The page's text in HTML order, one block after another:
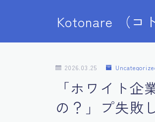
Kotonare （コ
2026.03.25
「ホワイト
の？」プ失敗